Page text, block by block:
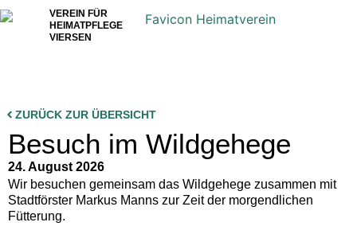
VEREIN FÜR
HEIMATPFLEGE
VIERSEN
ZURÜCK ZUR ÜBERSICHT
Besuch im Wildgehege
24. August 2026
Wir besuchen gemeinsam das Wildgehege zusammen mit
Stadtförster Markus Manns zur Zeit der morgendlichen
Fütterung.